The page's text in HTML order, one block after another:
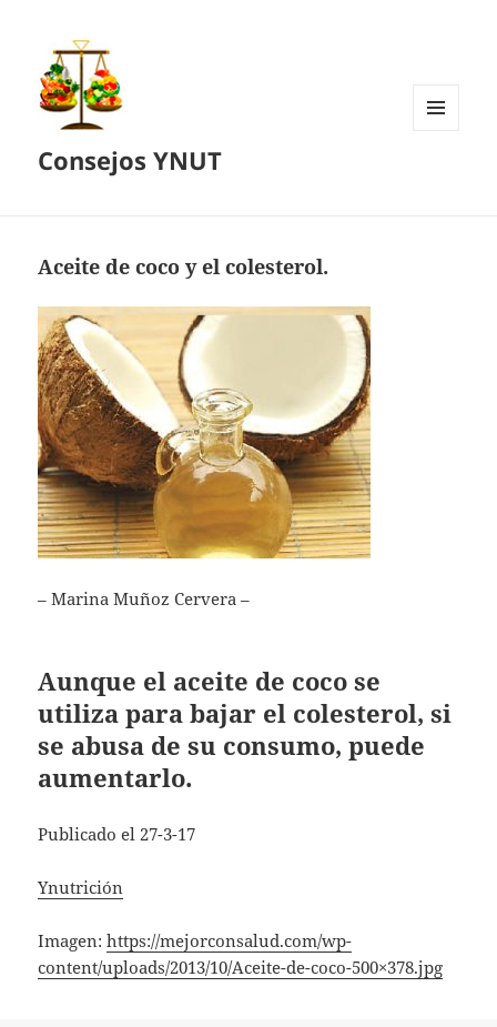
Consejos YNUT
Aceite de coco y el colesterol.
– Marina Muñoz Cervera –
Aunque el aceite de coco se
utiliza para bajar el colesterol, si
se abusa de su consumo, puede
aumentarlo.
Publicado el 27-3-17
Ynutrición
Imagen:https://mejorconsalud.com/wp-
content/uploads/2013/10/Aceite-de-coco-500×378.jpg